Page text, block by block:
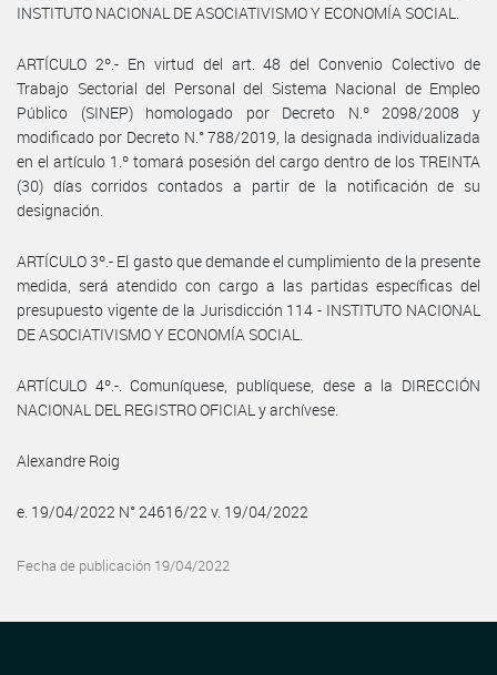
INSTITUTO NACIONAL DE ASOCIATIVISMO Y ECONOMÍA SOCIAL.
ARTÍCULO 2º.- En virtud del art. 48 del Convenio Colectivo de
Trabajo Sectorial del Personal del Sistema Nacional de Empleo
Público (SINEP) homologado por Decreto N.º 2098/2008 y
modificado por Decreto N.° 788/2019, la designada individualizada
en el artículo 1.º tomará posesión del cargo dentro de los TREINTA
(30) días corridos contados a partir de la notificación de su
designación.
ARTÍCULO 3º.- El gasto que demande el cumplimiento de la presente
medida, será atendido con cargo a las partidas específicas del
presupuesto vigente de la Jurisdicción 114 - INSTITUTO NACIONAL
DE ASOCIATIVISMO Y ECONOMÍA SOCIAL.
ARTÍCULO 4º.-. Comuníquese, publíquese, dese a la DIRECCIÓN
NACIONAL DEL REGISTRO OFICIAL y archívese.
Alexandre Roig
e. 19/04/2022 N° 24616/22 v. 19/04/2022
Fecha de publicación 19/04/2022